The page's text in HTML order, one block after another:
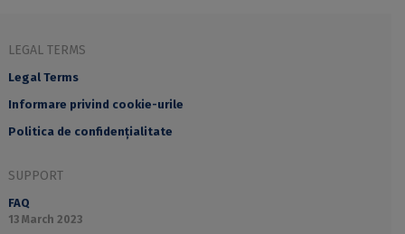
LEGAL TERMS
Legal Terms
Informare privind cookie-urile
Politica de confidențialitate
SUPPORT
FAQ
13 March 2023